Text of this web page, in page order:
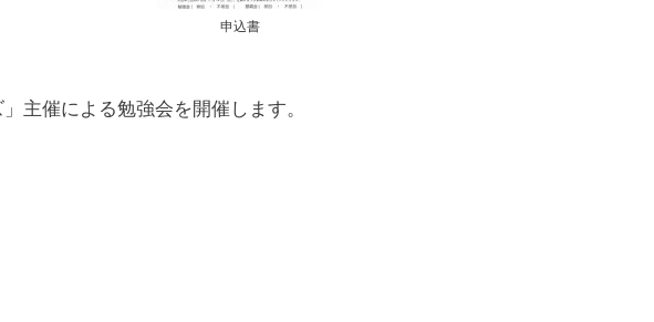
申込書
主催による勉強会を開催します。